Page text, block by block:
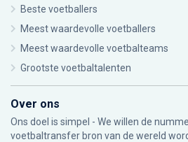
Beste voetballers
Meest waardevolle voetballers
Meest waardevolle voetbalteams
Grootste voetbaltalenten
Over ons
Ons doel is simpel - We willen de
voetbaltransfer bron van de wereld